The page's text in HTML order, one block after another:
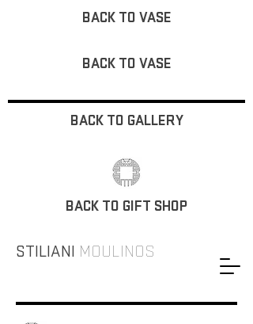
STILIANI MOULINOS
BACK TO VASE
BACK TO VASE
BACK TO GALLERY
BACK TO GIFT SHOP